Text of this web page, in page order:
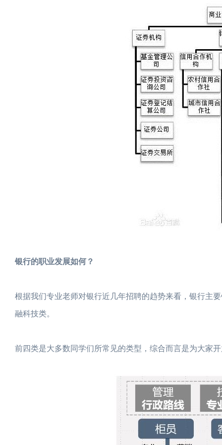
银行的职业发展如何？
根据我们专业老师对银行近几年招聘的趋势来看，银行主
融科技类。
前四类是大多数同学们所常见的类型，综合而言是为大家